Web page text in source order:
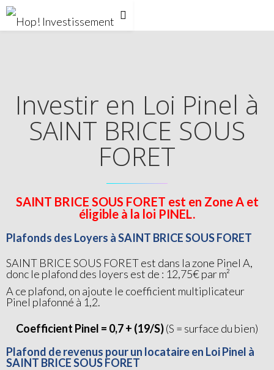
Investir en Loi Pinel à
SAINT BRICE SOUS
FORET
SAINT BRICE SOUS FORET est en Zone A et
éligible à la loi PINEL.
Plafonds des Loyers à SAINT BRICE SOUS FORET
SAINT BRICE SOUS FORET est dans la zone Pinel A,
donc le plafond des loyers est de : 12,75€ par m²
A ce plafond, on ajoute le coefficient multiplicateur
Pinel plafonné à 1,2.
Coefficient Pinel = 0,7 + (19/S)(S = surface du bien)
Plafond de revenus pour un locataire en Loi Pinel à
SAINT BRICE SOUS FORET